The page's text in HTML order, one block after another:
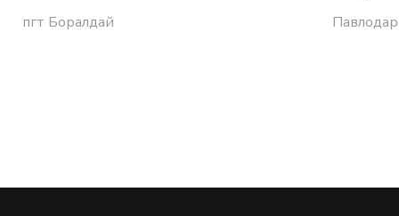
пгт Боралдай Павлодар